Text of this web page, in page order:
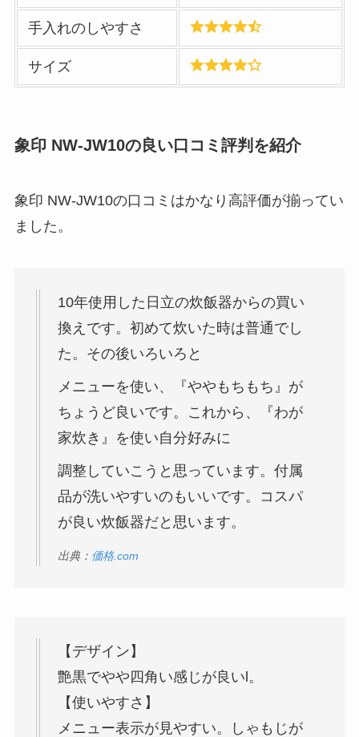
手入れのしやすさ
サイズ
象印 NW-JW10の良い口コミ評判を紹介
象印 NW-JW10の口コミはかなり高評価が揃ってい
ました。
10年使用した日立の炊飯器からの買い
換えです。初めて炊いた時は普通でし
た。その後いろいろと
メニューを使い、『ややもちもち』が
ちょうど良いです。これから、『わが
家炊き』を使い自分好みに
調整していこうと思っています。付属
品が洗いやすいのもいいです。コスパ
が良い炊飯器だと思います。
出典： 価格.com
【デザイン】
艶黒でやや四角い感じが良いl。
【使いやすさ】
メニュー表示が見やすい。しゃもじが